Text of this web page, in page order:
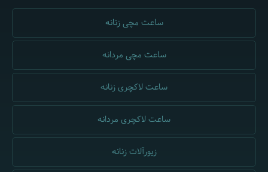
ساعت مچی زنانه
ساعت مچی مردانه
ساعت لاکچری زنانه
ساعت لاکچری مردانه
زیورآلات زنانه